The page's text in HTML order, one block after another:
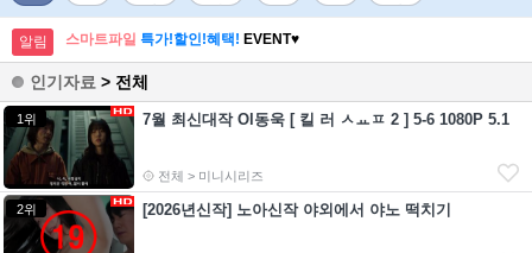
알림 스마트파일 특가!할인!혜택! EVENT♥
인기자료 > 전체
1위 7월 최신대작 Ol동욱 [ 킬 러 ㅅㅛㅍ 2 ] 5-6 1080P 5.1
전체 > 미니시리즈
2위 [2026년신작] 노아신작 야외에서 야노 떡치기